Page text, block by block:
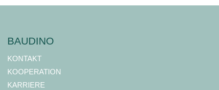
BAUDINO
KONTAKT
KOOPERATION
KARRIERE